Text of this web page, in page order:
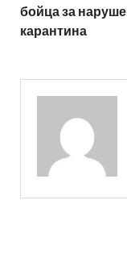
бойца за
карантина